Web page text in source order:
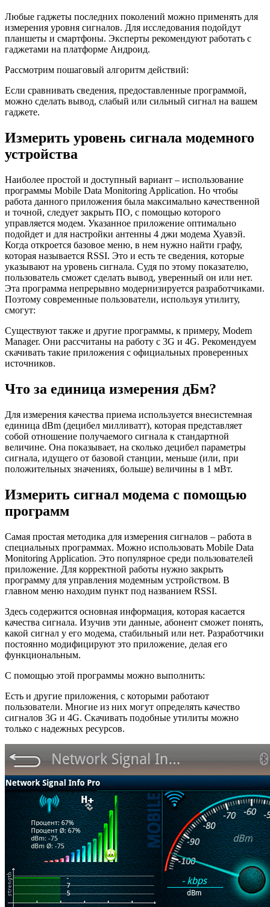
Любые гаджеты последних поколений можно применять для
измерения уровня сигналов. Для исследования подойдут
планшеты и смартфоны. Эксперты рекомендуют работать с
гаджетами на платформе Андроид.
Рассмотрим пошаговый алгоритм действий:
Если сравнивать сведения, предоставленные программой,
можно сделать вывод, слабый или сильный сигнал на вашем
гаджете.
Измерить уровень сигнала модемного
устройства
Наиболее простой и доступный вариант – использование
программы Mobile Data Monitoring Application. Но чтобы
работа данного приложения была максимально качественной
и точной, следует закрыть ПО, с помощью которого
управляется модем. Указанное приложение оптимально
подойдет и для настройки антенны 4 джи модема Хуавэй.
Когда откроется базовое меню, в нем нужно найти графу,
которая называется RSSI. Это и есть те сведения, которые
указывают на уровень сигнала. Судя по этому показателю,
пользователь сможет сделать вывод, уверенный он или нет.
Эта программа непрерывно модернизируется разработчиками.
Поэтому современные пользователи, используя утилиту,
смогут:
Существуют также и другие программы, к примеру, Modem
Manager. Они рассчитаны на работу с 3G и 4G. Рекомендуем
скачивать такие приложения с официальных проверенных
источников.
Что за единица измерения дБм?
Для измерения качества приема используется внесистемная
единица dBm (децибел милливатт), которая представляет
собой отношение получаемого сигнала к стандартной
величине. Она показывает, на сколько децибел параметры
сигнала, идущего от базовой станции, меньше (или, при
положительных значениях, больше) величины в 1 мВт.
Измерить сигнал модема с помощью
программ
Самая простая методика для измерения сигналов – работа в
специальных программах. Можно использовать Mobile Data
Monitoring Application. Это популярное среди пользователей
приложение. Для корректной работы нужно закрыть
программу для управления модемным устройством. В
главном меню находим пункт под названием RSSI.
Здесь содержится основная информация, которая касается
качества сигнала. Изучив эти данные, абонент сможет понять,
какой сигнал у его модема, стабильный или нет. Разработчики
постоянно модифицируют это приложение, делая его
функциональным.
С помощью этой программы можно выполнить:
Есть и другие приложения, с которыми работают
пользователи. Многие из них могут определять качество
сигналов 3G и 4G. Скачивать подобные утилиты можно
только с надежных ресурсов.